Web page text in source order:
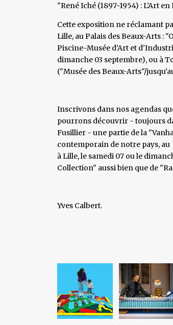
"René Iché (1897-1954) : L’Art
Cette exposition ne réclamant
Lille, au Palais des Beaux-Arts :
Piscine-Musée d'Art et
dimanche 03 septembre), ou à
("Musée des Beaux-Arts"/
Inscrivons dans nos agendas
pourrons découvrir - toujours
Fusillier - une partie de la
contemporain de notre pays, au
à Lille, le samedi 07 ou le
Collection" aussi bien que de
Yves Calbert.